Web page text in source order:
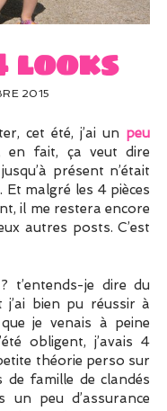
?
looks
2015
cet été, j’ai un peu
en fait, ça veut dire
présent n’était
Et malgré les 4 pièces
il me restera encore
autres posts. C’est
t’entends-je dire du
bien pu réussir à
je venais à peine
obligent, j’avais 4
théorie perso sur
de famille de clandés
un peu d’assurance